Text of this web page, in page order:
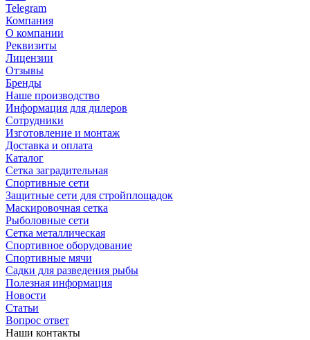
Telegram
Компания
О компании
Реквизиты
Лицензии
Отзывы
Бренды
Наше производство
Информация для дилеров
Сотрудники
Изготовление и монтаж
Доставка и оплата
Каталог
Сетка заградительная
Спортивные сети
Защитные сети для стройплощадок
Маскировочная сетка
Рыболовные сети
Сетка металлическая
Спортивное оборудование
Спортивные мячи
Садки для разведения рыбы
Полезная информация
Новости
Статьи
Вопрос ответ
Наши контакты